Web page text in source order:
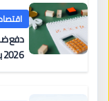
دفع
2026 بلجيكا